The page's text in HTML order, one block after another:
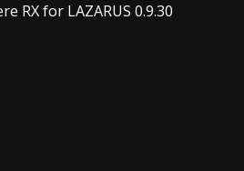
RX for LAZARUS 0.9.30